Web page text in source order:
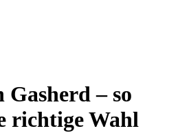
– so
richtige Wahl